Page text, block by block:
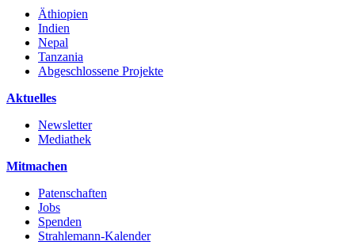
Äthiopien
Indien
Nepal
Tanzania
Abgeschlossene Projekte
Aktuelles
Newsletter
Mediathek
Mitmachen
Patenschaften
Jobs
Spenden
Strahlemann-Kalender